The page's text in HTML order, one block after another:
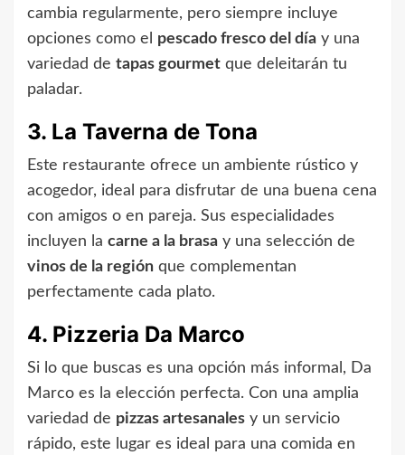
cambia regularmente, pero siempre incluye
opciones como el pescado fresco del día y una
variedad de tapas gourmet que deleitarán tu
paladar.
3. La Taverna de Tona
Este restaurante ofrece un ambiente rústico y
acogedor, ideal para disfrutar de una buena cena
con amigos o en pareja. Sus especialidades
incluyen la carne a la brasa y una selección de
vinos de la región que complementan
perfectamente cada plato.
4. Pizzeria Da Marco
Si lo que buscas es una opción más informal, Da
Marco es la elección perfecta. Con una amplia
variedad de pizzas artesanales y un servicio
rápido, este lugar es ideal para una comida en